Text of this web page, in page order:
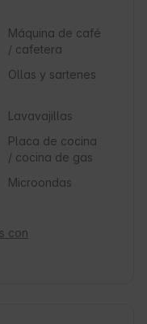
Máquina de café
/ cafetera
Ollas y sartenes
Lavavajillas
Placa de cocina
/ cocina de gas
Microondas
con